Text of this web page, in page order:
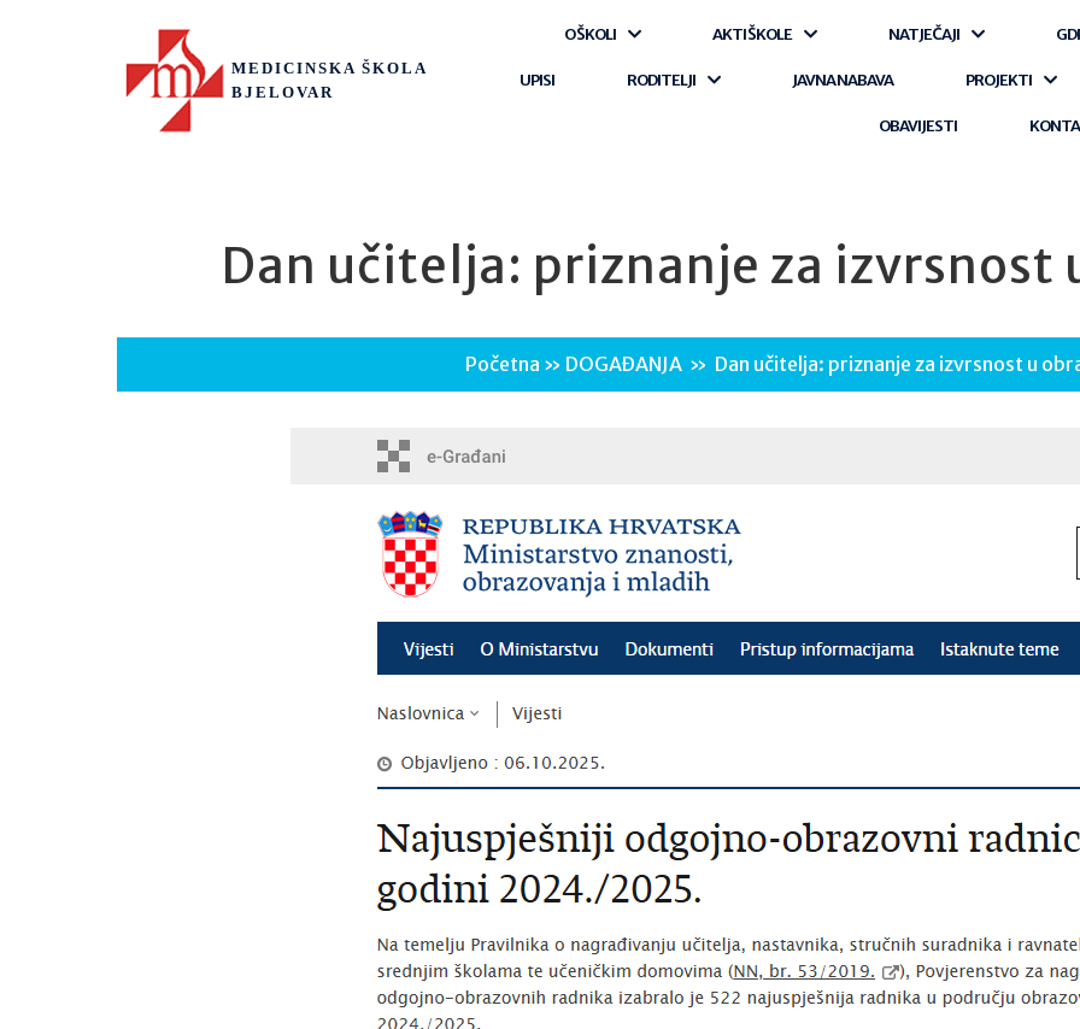
MEDICINSKA ŠKOLA
BJELOVAR
O ŠKOLI AKTI ŠKOLE NATJEČAJI
UPISI RODITELJI JAVNA NABAVA PROJEKTI
OBAVIJESTI
Dan učitelja: priznanje za izvrsnost
Početna » DOGAĐANJA » Dan učitelja: priznanje za izvrsnost u